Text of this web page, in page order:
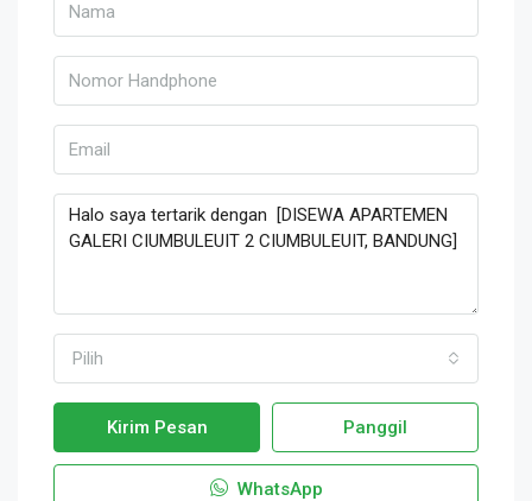
Pilih
Kirim Pesan Panggil
WhatsApp